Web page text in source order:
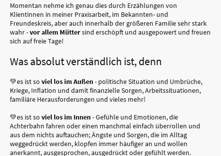
Momentan nehme ich genau dies durch Erzählungen von
Klientinnen in meiner Praxisarbeit, im Bekannten- und
Freundeskreis, aber auch innerhalb der größeren Familie sehr stark
wahr -vor allem Müttersind erschöpft und ausgepowert und freuen
sich auf freie Tage!
Was absolut verständlich ist, denn
💚es ist so viel los im Außen- politische Situation und Umbrüche,
Kriege, Inflation und damit finanzielle Sorgen, Arbeitssituationen,
familiäre Herausforderungen und vieles mehr!
💚es ist so viel los im Innen- Gefühle und Emotionen, die
Achterbahn fahren oder einen manchmal einfach überrollen und
aus dem nichts auftauchen; Ängste und Sorgen, die im Alltag
weggedrückt werden, klopfen immer häufiger an und wollen
anerkannt, ausgesprochen, ausgedrückt oder gefühlt werden.